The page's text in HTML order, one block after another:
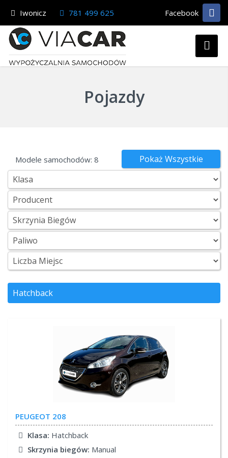
Iwonicz 781 499 625 Facebook
Pojazdy
Modele samochodów: 8 Pokaż Wszystkie
Hatchback
PEUGEOT 208
Klasa: Hatchback
Skrzynia biegów: Manual